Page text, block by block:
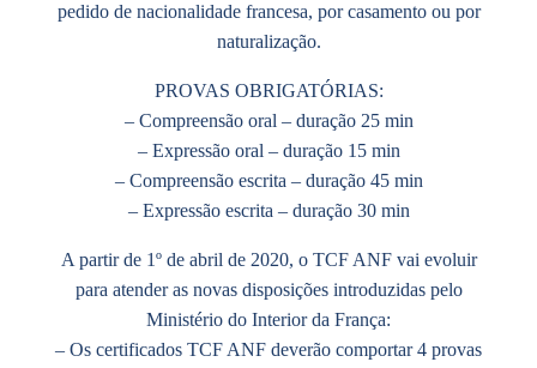
pedido de nacionalidade francesa, por casamento ou por
naturalização.
PROVAS OBRIGATÓRIAS:
– Compreensão oral – duração 25 min
– Expressão oral – duração 15 min
– Compreensão escrita – duração 45 min
– Expressão escrita – duração 30 min
A partir de 1º de abril de 2020, o TCF ANF vai evoluir
para atender as novas disposições introduzidas pelo
Ministério do Interior da França:
– Os certificados TCF ANF deverão comportar 4 provas